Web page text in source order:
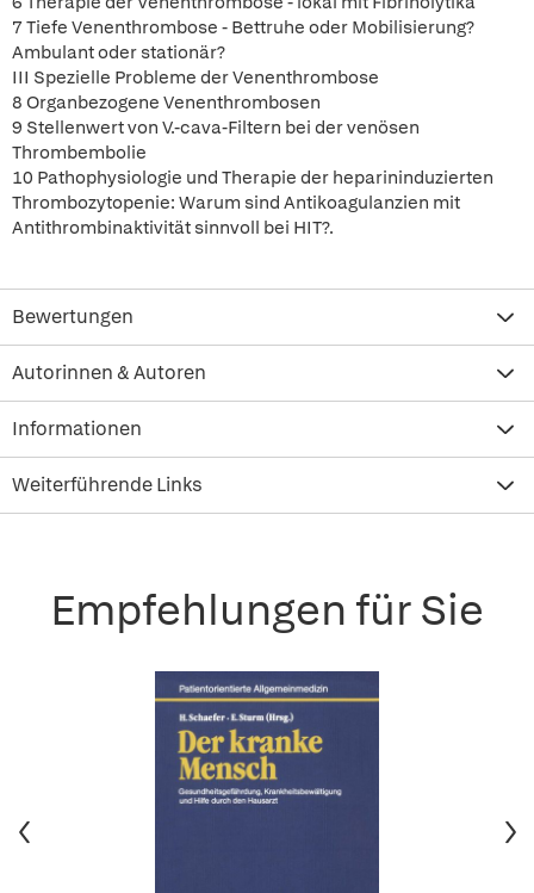
7 Tiefe Venenthrombose - Bettruhe oder Mobilisierung?
Ambulant oder stationär?
III Spezielle Probleme der Venenthrombose
8 Organbezogene Venenthrombosen
9 Stellenwert von V.-cava-Filtern bei der venösen
Thrombembolie
10 Pathophysiologie und Therapie der heparininduzierten
Thrombozytopenie: Warum sind Antikoagulanzien mit
Antithrombinaktivität sinnvoll bei HIT?.
Bewertungen
Autorinnen & Autoren
Informationen
Weiterführende Links
Empfehlungen für Sie